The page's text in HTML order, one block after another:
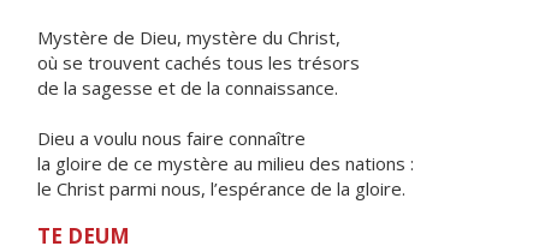
Mystère de Dieu, mystère du Christ,
où se trouvent cachés tous les trésors
de la sagesse et de la connaissance.
Dieu a voulu nous faire connaître
la gloire de ce mystère au milieu des nations :
le Christ parmi nous, l’espérance de la gloire.
TE DEUM